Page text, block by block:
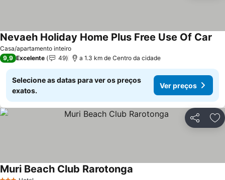
Casa/apartamento inteiro
Nevaeh Holiday Home Plus Free Use Of Car
9,9 Excelente 49 a 1.3 km de Centro da cidade
Selecione as datas para ver os preços
exatos.
Ver preços
Partilhar
Muri Beach Club Rarotonga